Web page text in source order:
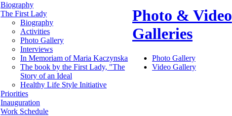
Biography
The First Lady
Biography
Activities
Photo Gallery
Interviews
In Memoriam of Maria Kaczynska
The book by the First Lady, "The
Story of an Ideal
Healthy Life Style Initiative
Priorities
Inauguration
Work Schedule
Photo & Video
Galleries
Photo Gallery
Video Gallery